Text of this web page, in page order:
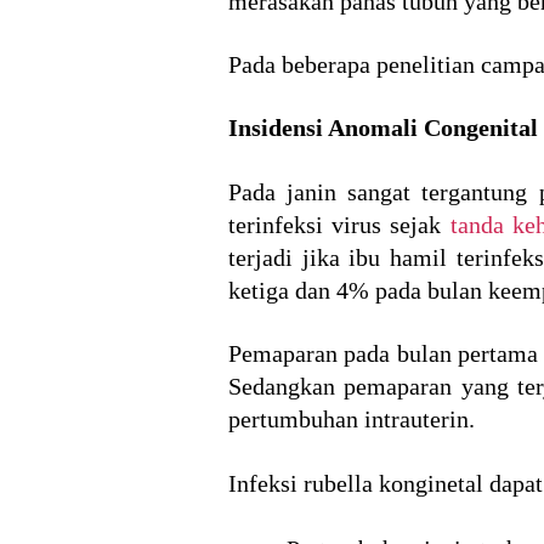
Pada beberapa penelitian
Insidensi Anomali Congenital
Pada janin sangat
terinfeksi virus sejak tanda
terjadi jika ibu hamil
ketiga dan 4% pada bulan
Pemaparan pada bulan
Sedangkan pemaparan yang
pertumbuhan intrauterin.
Infeksi rubella konginetal